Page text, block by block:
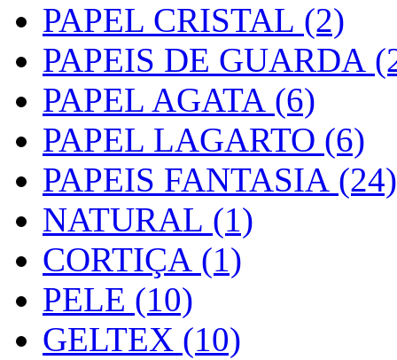
PAPEL CRISTAL (2)
PAPEIS DE GUARDA
PAPEL AGATA (6)
PAPEL LAGARTO (6)
PAPEIS FANTASIA (24)
NATURAL (1)
CORTIÇA (1)
PELE (10)
GELTEX (10)